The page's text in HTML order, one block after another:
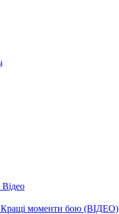
Кращі моменти бою (ВІДЕО)